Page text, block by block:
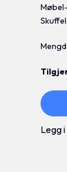
Legg